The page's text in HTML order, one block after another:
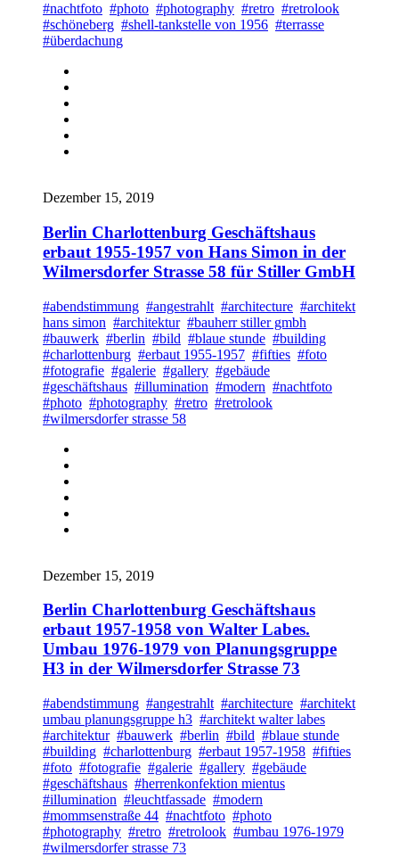
#nachtfoto #photo #photography #retro #retrolook
#schöneberg #shell-tankstelle von 1956 #terrasse
#überdachung
Dezember 15, 2019
Berlin Charlottenburg Geschäftshaus
erbaut 1955-1957 von Hans Simon in der
Wilmersdorfer Strasse 58 für Stiller GmbH
#abendstimmung #angestrahlt #architecture #architekt
hans simon #architektur #bauherr stiller gmbh
#bauwerk #berlin #bild #blaue stunde #building
#charlottenburg #erbaut 1955-1957 #fifties #foto
#fotografie #galerie #gallery #gebäude
#geschäftshaus #illumination #modern #nachtfoto
#photo #photography #retro #retrolook
#wilmersdorfer strasse 58
Dezember 15, 2019
Berlin Charlottenburg Geschäftshaus
erbaut 1957-1958 von Walter Labes.
Umbau 1976-1979 von Planungsgruppe
H3 in der Wilmersdorfer Strasse 73
#abendstimmung #angestrahlt #architecture #architekt
umbau planungsgruppe h3 #architekt walter labes
#architektur #bauwerk #berlin #bild #blaue stunde
#building #charlottenburg #erbaut 1957-1958 #fifties
#foto #fotografie #galerie #gallery #gebäude
#geschäftshaus #herrenkonfektion mientus
#illumination #leuchtfassade #modern
#mommsenstraße 44 #nachtfoto #photo
#photography #retro #retrolook #umbau 1976-1979
#wilmersdorfer strasse 73